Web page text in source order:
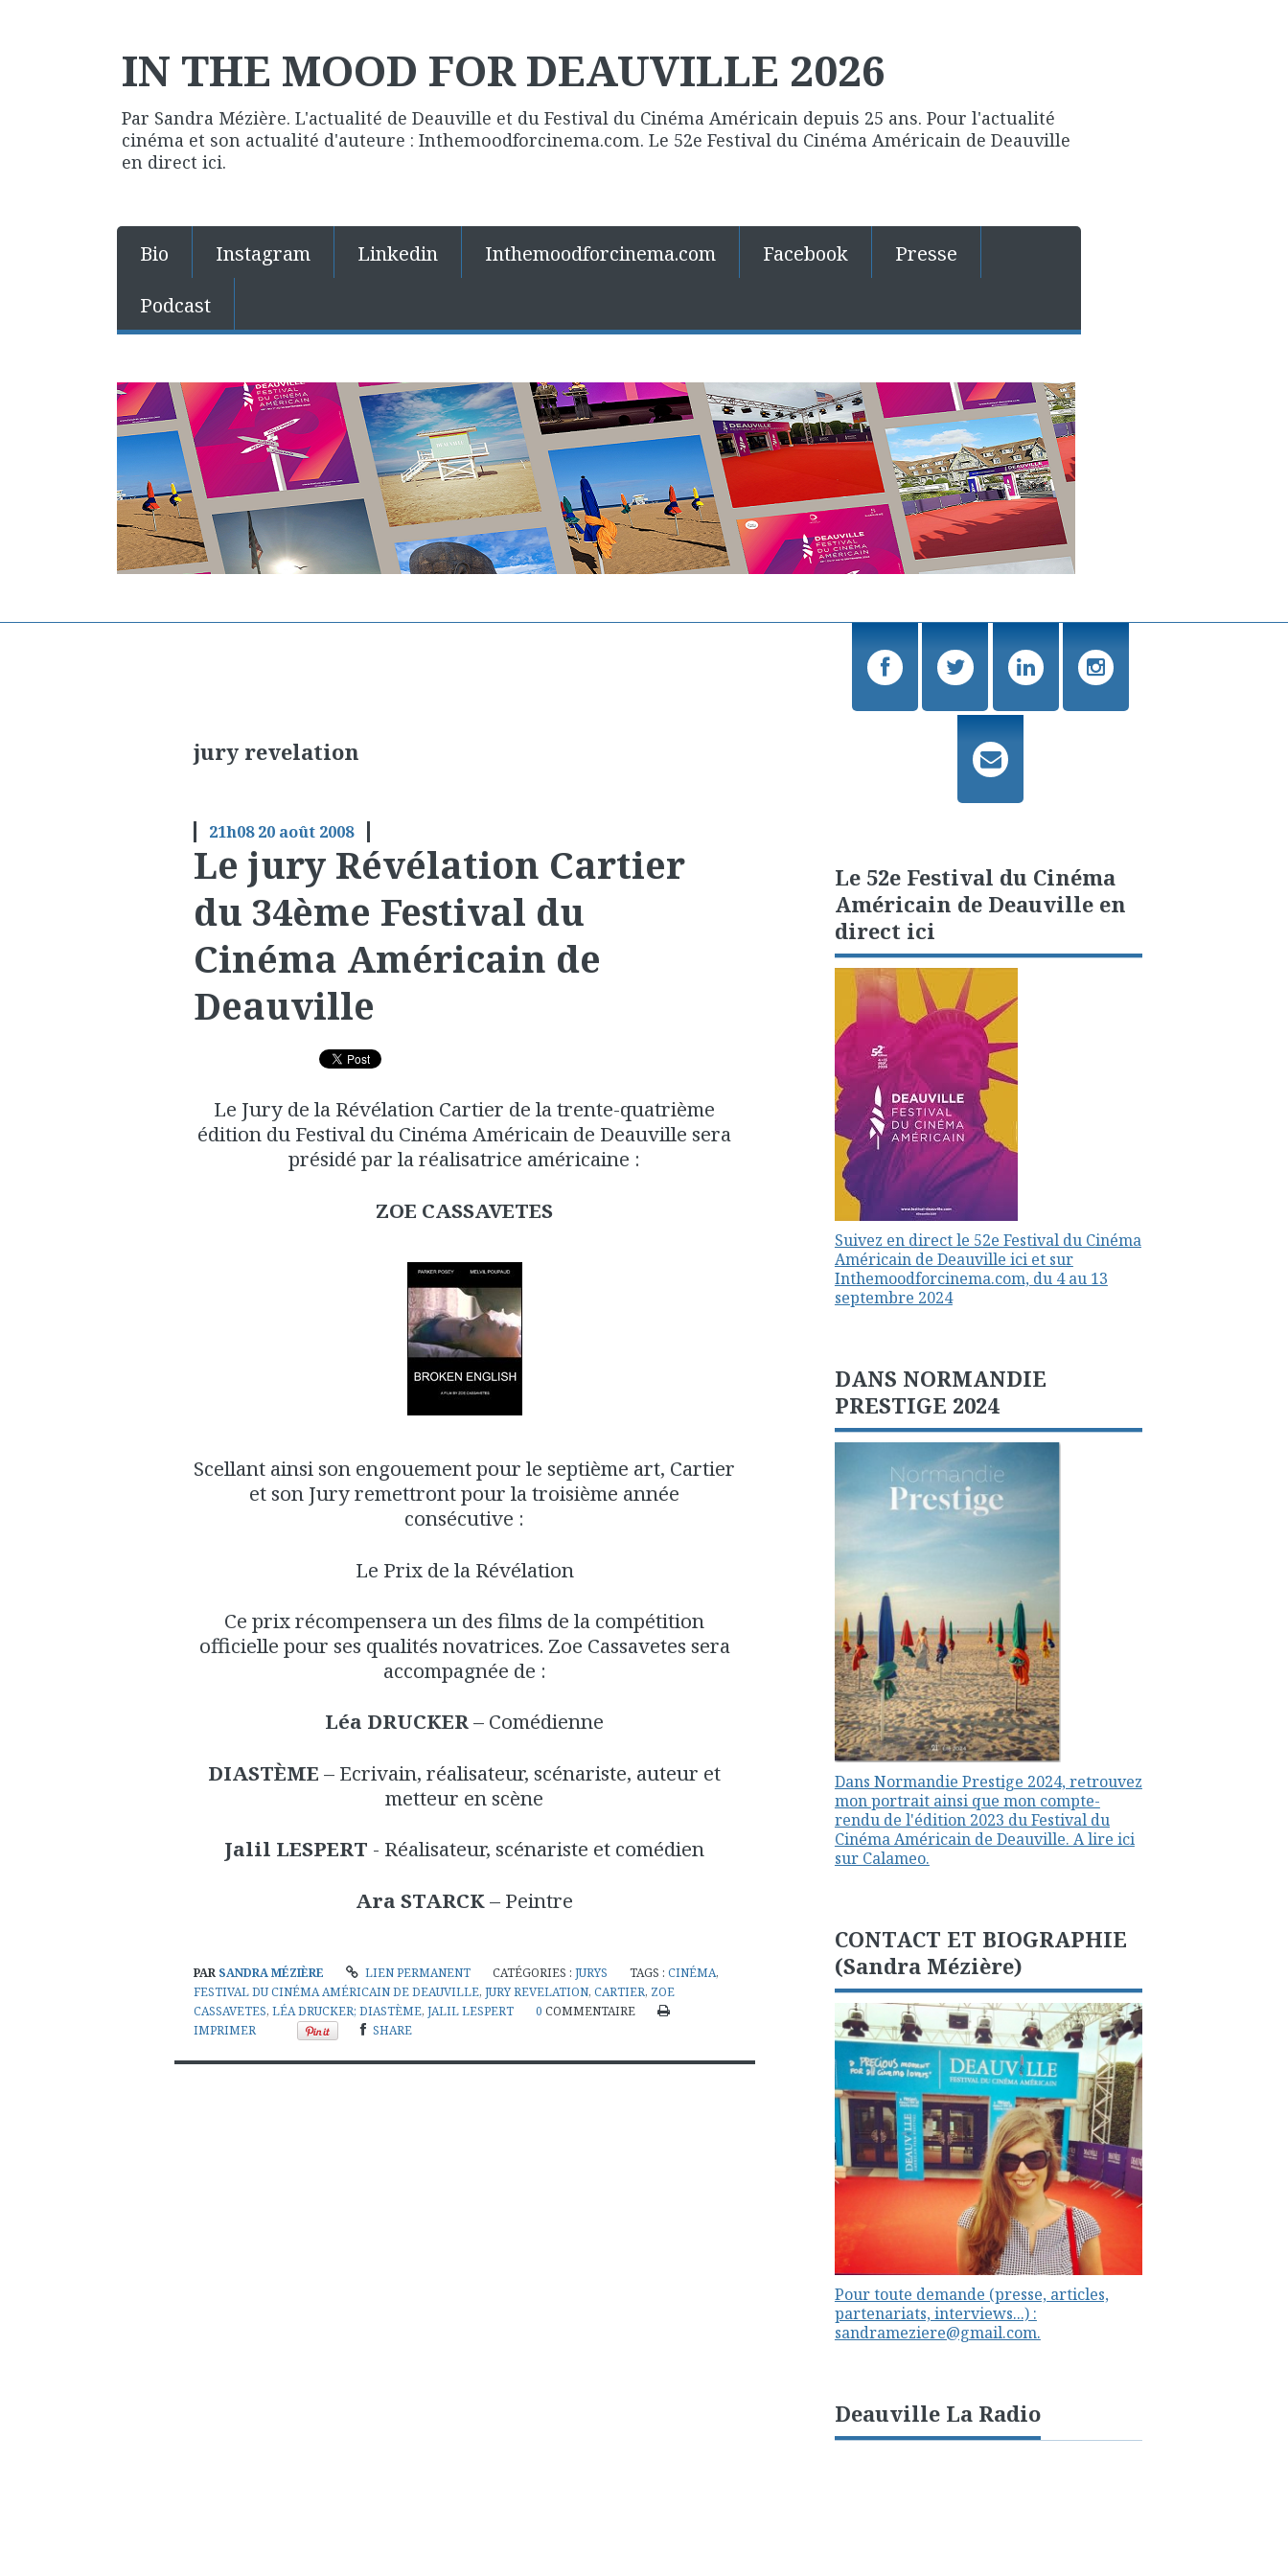
IN THE MOOD FOR DEAUVILLE 2026
Par Sandra Mézière. L'actualité de Deauville et du Festival du Cinéma Américain depuis 25 ans. Pour l'actualité
cinéma et son actualité d'auteure : Inthemoodforcinema.com. Le 52e Festival du Cinéma Américain de Deauville
en direct ici.
Bio Instagram Linkedin Inthemoodforcinema.com Facebook
Presse
Podcast
jury revelation
21h08 20 août 2008
Le jury Révélation Cartier
du 34ème Festival du
Cinéma Américain de
Deauville
Le Jury de la Révélation Cartier de la trente-quatrième
édition du Festival du Cinéma Américain de Deauville sera
présidé par la réalisatrice américaine :
ZOE CASSAVETES
Scellant ainsi son engouement pour le septième art, Cartier
et son Jury remettront pour la troisième année
consécutive :
Le Prix de la Révélation
Ce prix récompensera un des films de la compétition
officielle pour ses qualités novatrices. Zoe Cassavetes sera
accompagnée de :
Léa DRUCKER– Comédienne
DIASTÈME – Ecrivain, réalisateur, scénariste, auteur et
metteur en scène
Jalil LESPERT - Réalisateur, scénariste et comédien
Ara STARCK– Peintre
PAR SANDRA MÉZIÈRE LIEN PERMANENT CATÉGORIES :JURYS TAGS :CINÉMA,
FESTIVAL DU CINÉMA AMÉRICAIN DE DEAUVILLE, JURY REVELATION, CARTIER, ZOE
CASSAVETES, LÉA DRUCKER; DIASTÈME, JALIL LESPERT 0 COMMENTAIRE
IMPRIMER
SHARE
Le 52e Festival du Cinéma
Américain de Deauville en
direct ici
Suivez en direct le 52e Festival du Cinéma
Américain de Deauville ici et sur
Inthemoodforcinema.com, du 4 au 13
septembre 2024
DANS NORMANDIE
PRESTIGE 2024
Dans Normandie Prestige 2024, retrouvez
mon portrait ainsi que mon compte-
rendu de l'édition 2023 du Festival du
Cinéma Américain de Deauville. A lire ici
sur Calameo.
CONTACT ET BIOGRAPHIE
(Sandra Mézière)
Pour toute demande (presse, articles,
partenariats, interviews...) :
sandrameziere@gmail.com.
Deauville La Radio